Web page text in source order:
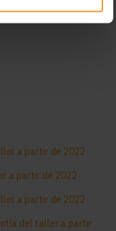
a partir de 2022
a partir de 2022
a partir de 2022
del taller a partir